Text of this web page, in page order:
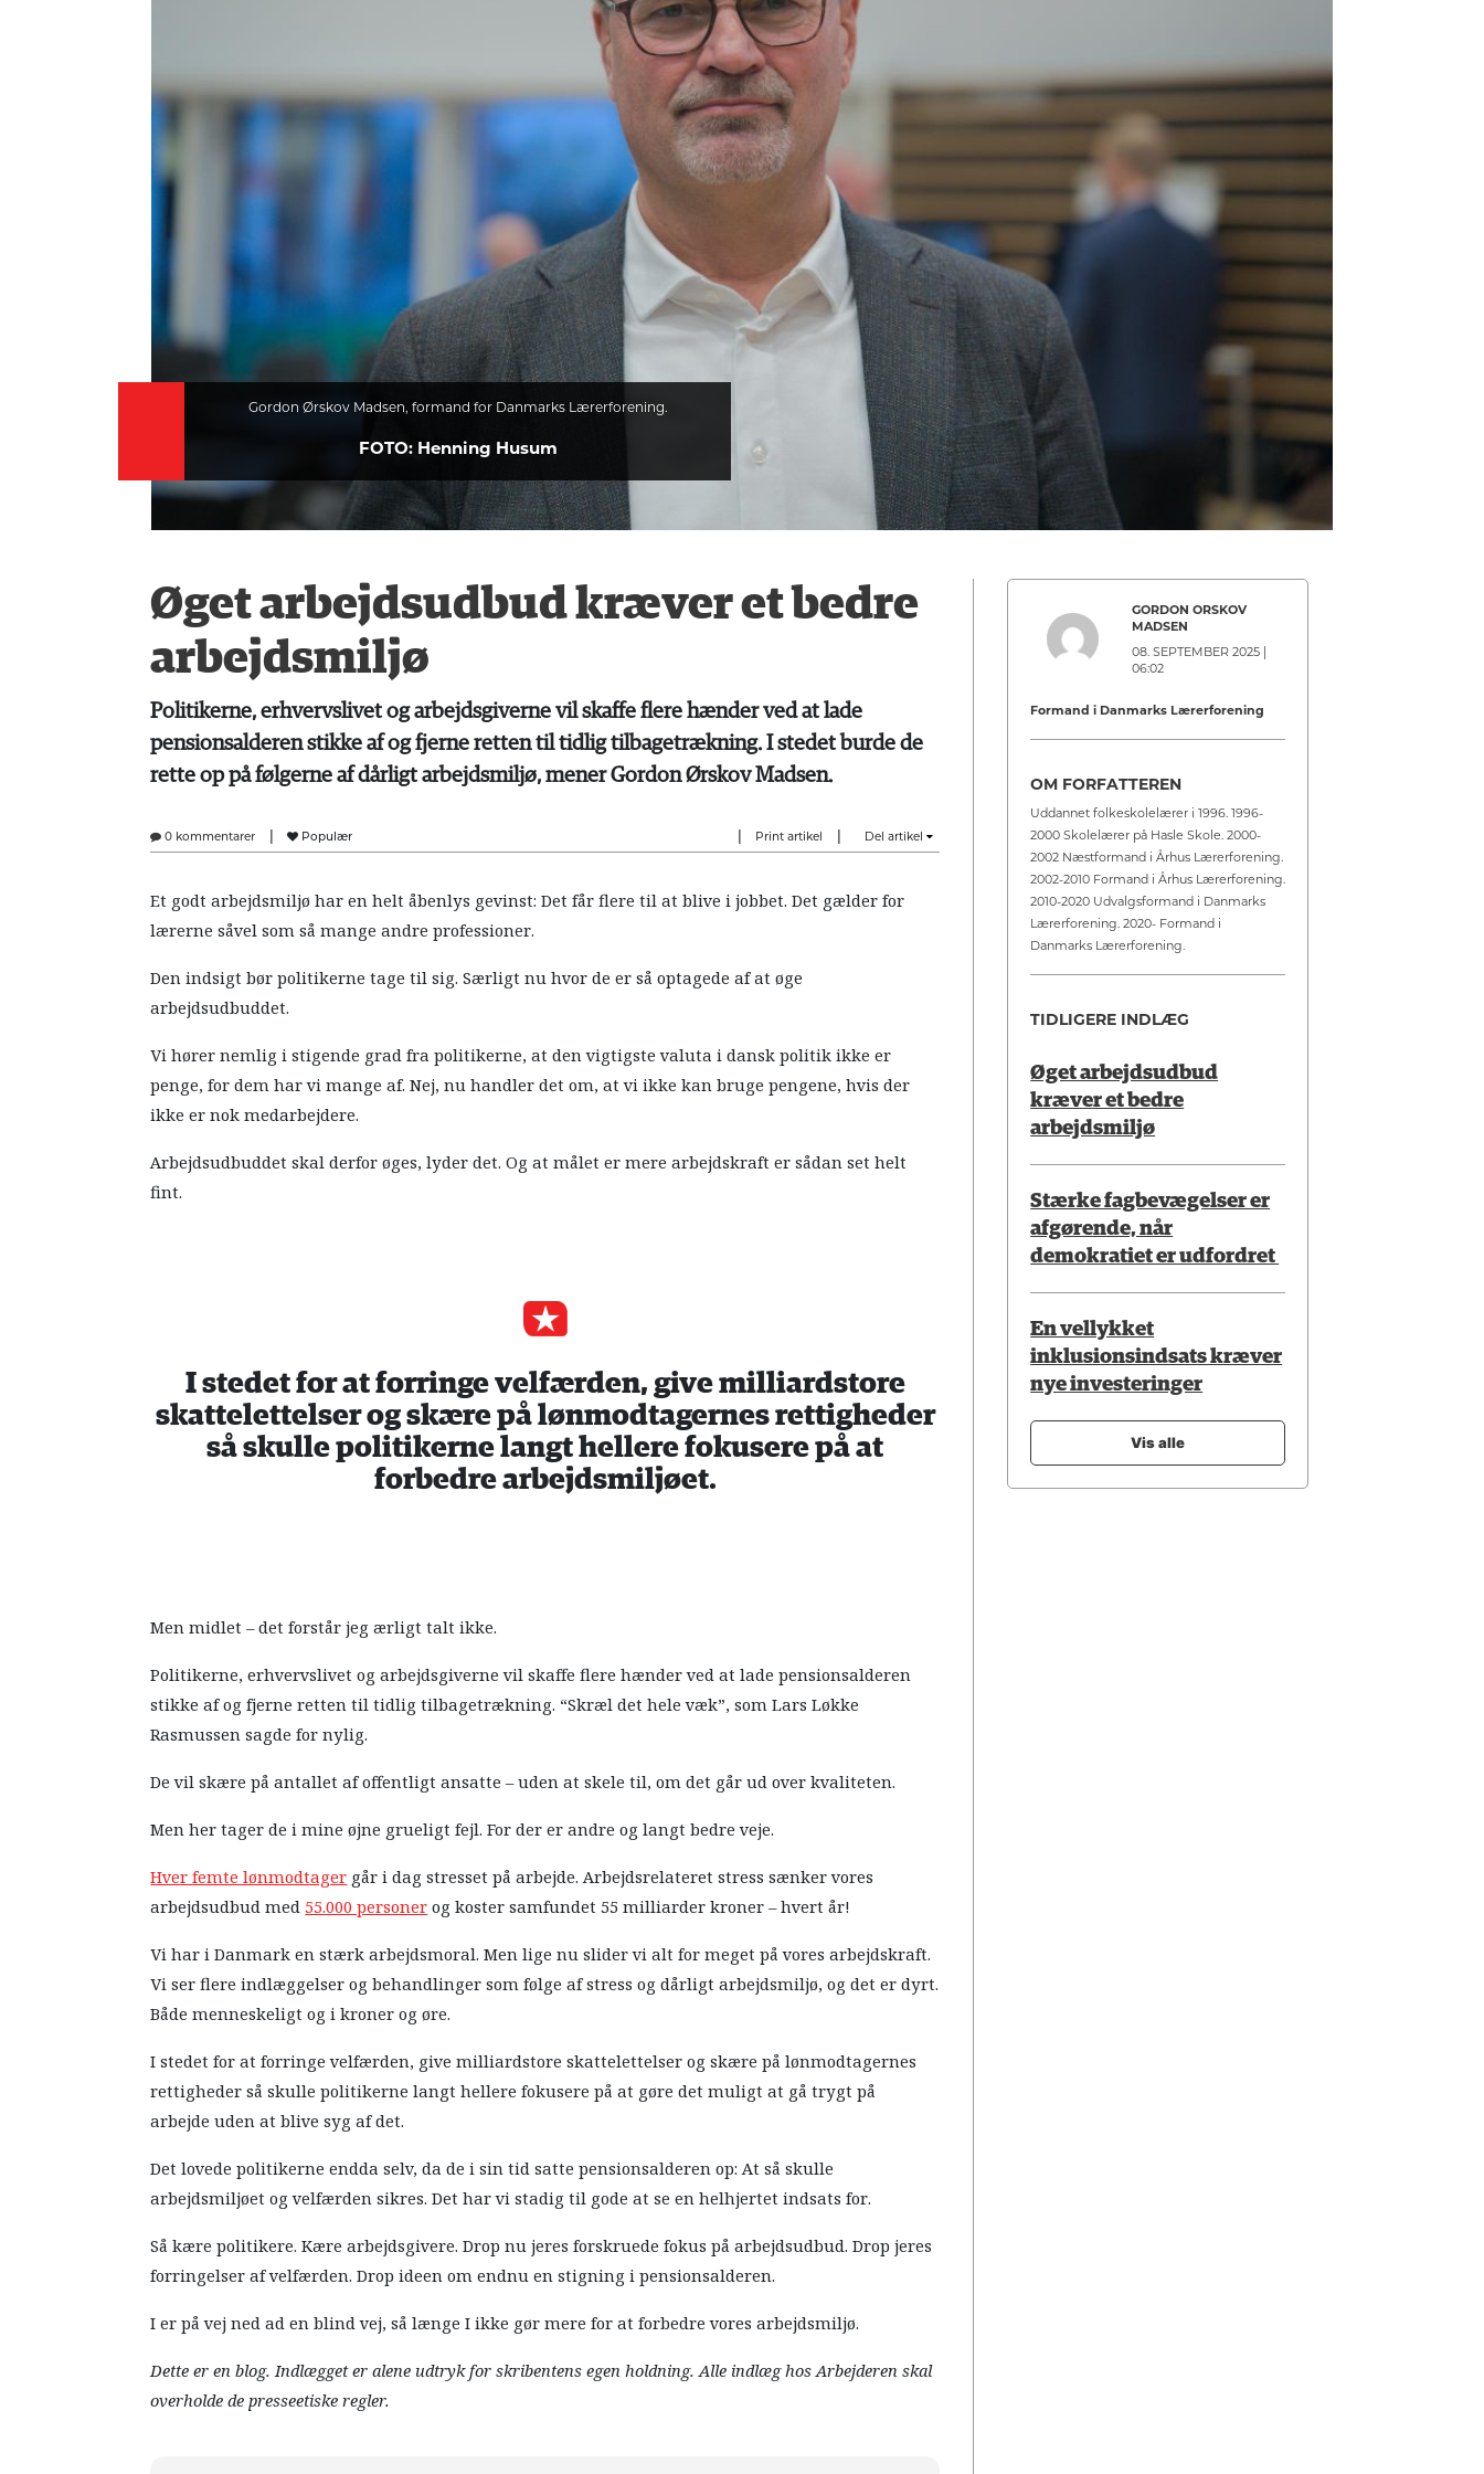
Gordon Ørskov Madsen, formand for Danmarks Lærerforening.
FOTO: Henning Husum
Øget arbejdsudbud kræver et bedre
arbejdsmiljø
Politikerne, erhvervslivet og arbejdsgiverne vil skaffe flere hænder ved at lade
pensionsalderen stikke af og fjerne retten til tidlig tilbagetrækning. I stedet burde de
rette op på følgerne af dårligt arbejdsmiljø, mener Gordon Ørskov Madsen.
0 kommentarer Populær Print artikel Del artikel
Et godt arbejdsmiljø har en helt åbenlys gevinst: Det får flere til at blive i jobbet. Det gælder for
lærerne såvel som så mange andre professioner.
Den indsigt bør politikerne tage til sig. Særligt nu hvor de er så optagede af at øge
arbejdsudbuddet.
Vi hører nemlig i stigende grad fra politikerne, at den vigtigste valuta i dansk politik ikke er
penge, for dem har vi mange af. Nej, nu handler det om, at vi ikke kan bruge pengene, hvis der
ikke er nok medarbejdere.
Arbejdsudbuddet skal derfor øges, lyder det. Og at målet er mere arbejdskraft er sådan set helt
fint.
I stedet for at forringe velfærden, give milliardstore
skattelettelser og skære på lønmodtagernes rettigheder
så skulle politikerne langt hellere fokusere på at
forbedre arbejdsmiljøet.
Men midlet – det forstår jeg ærligt talt ikke.
Politikerne, erhvervslivet og arbejdsgiverne vil skaffe flere hænder ved at lade pensionsalderen
stikke af og fjerne retten til tidlig tilbagetrækning. “Skræl det hele væk”, som Lars Løkke
Rasmussen sagde for nylig.
De vil skære på antallet af offentligt ansatte – uden at skele til, om det går ud over kvaliteten.
Men her tager de i mine øjne grueligt fejl. For der er andre og langt bedre veje.
Hver femte lønmodtager går i dag stresset på arbejde. Arbejdsrelateret stress sænker vores
arbejdsudbud med55.000 personerog koster samfundet 55 milliarder kroner – hvert år!
Vi har i Danmark en stærk arbejdsmoral. Men lige nu slider vi alt for meget på vores arbejdskraft.
Vi ser flere indlæggelser og behandlinger som følge af stress og dårligt arbejdsmiljø, og det er dyrt.
Både menneskeligt og i kroner og øre.
I stedet for at forringe velfærden, give milliardstore skattelettelser og skære på lønmodtagernes
rettigheder så skulle politikerne langt hellere fokusere på at gøre det muligt at gå trygt på
arbejde uden at blive syg af det.
Det lovede politikerne endda selv, da de i sin tid satte pensionsalderen op: At så skulle
arbejdsmiljøet og velfærden sikres. Det har vi stadig til gode at se en helhjertet indsats for.
Så kære politikere. Kære arbejdsgivere. Drop nu jeres forskruede fokus på arbejdsudbud. Drop jeres
forringelser af velfærden. Drop ideen om endnu en stigning i pensionsalderen.
I er på vej ned ad en blind vej, så længe I ikke gør mere for at forbedre vores arbejdsmiljø.
Dette er en blog. Indlægget er alene udtryk for skribentens egen holdning. Alle indlæg hos Arbejderen skal
overholde de presseetiske regler.
GORDON ORSKOV
MADSEN
08. SEPTEMBER 2025 |
06:02
Formand i Danmarks Lærerforening
OM FORFATTEREN
Uddannet folkeskolelærer i 1996. 1996-
2000 Skolelærer på Hasle Skole. 2000-
2002 Næstformand i Århus Lærerforening.
2002-2010 Formand i Århus Lærerforening.
2010-2020 Udvalgsformand i Danmarks
Lærerforening. 2020- Formand i
Danmarks Lærerforening.
TIDLIGERE INDLÆG
Øget arbejdsudbud
kræver et bedre
arbejdsmiljø
Stærke fagbevægelser er
afgørende, når
demokratiet er udfordret
En vellykket
inklusionsindsats kræver
nye investeringer
Vis alle